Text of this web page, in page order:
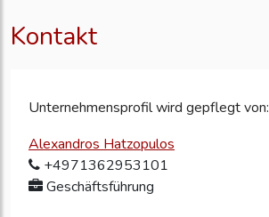
Kontakt
Unternehmensprofil wird gepflegt von:
Alexandros Hatzopulos
+4971362953101
Geschäftsführung